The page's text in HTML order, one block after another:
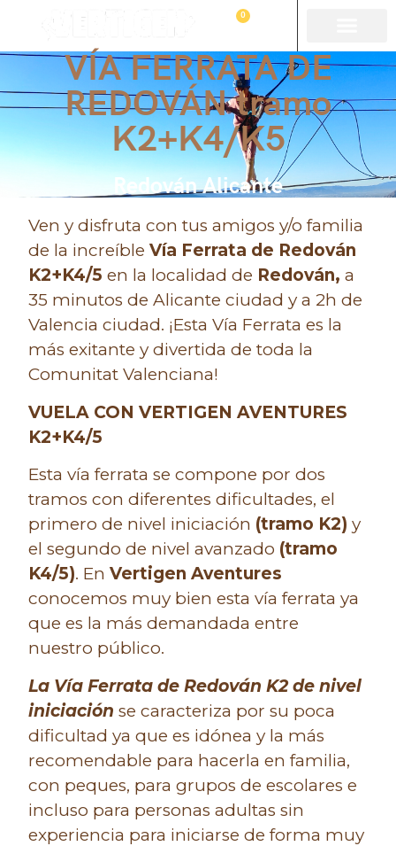
0
VÍA FERRATA DE
REDOVÁN tramo
K2+K4/K5
Redován Alicante
Ven y disfruta con tus amigos y/o familia
de la increíbleVía Ferrata de Redován
K2+K4/5en la localidad de Redován,a
35 minutos de Alicante ciudad y a 2h de
Valencia ciudad. ¡Esta Vía Ferrata es la
más exitante y divertida de toda la
Comunitat Valenciana!
VUELA CON VERTIGEN AVENTURES
K2+K4/5
Esta vía ferrata se compone por dos
tramos con diferentes dificultades, el
primero de nivel iniciación (tramo K2)y
el segundo de nivel avanzado (tramo
K4/5). EnVertigen Aventures
conocemos muy bien esta vía ferrata ya
que es la más demandada entre
nuestro público.
La Vía Ferrata de Redován K2 de nivel
iniciación se caracteriza por su poca
dificultad ya que es idónea y la más
recomendable para hacerla en familia,
con peques, para grupos de escolares e
incluso para personas adultas sin
experiencia para iniciarse de forma muy